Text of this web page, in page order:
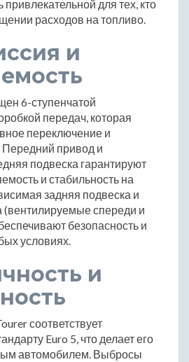
для тех, кто
расходов на топливо.
и
6-ступенчатой
передач, которая
переключение и
привод и
подвеска гарантируют
и стабильность на
задняя подвеска и
(вентилируемые спереди и
безопасность и
условиях.
и
соответствует
Euro 5, что делает его
автомобилем. Выбросы